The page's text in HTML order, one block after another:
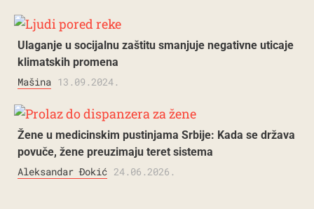
Ulaganje u socijalnu zaštitu smanjuje negativne uticaje
klimatskih promena
Mašina 13.09.2024.
Žene u medicinskim pustinjama Srbije: Kada se država
povuče, žene preuzimaju teret sistema
Aleksandar Đokić 24.06.2026.